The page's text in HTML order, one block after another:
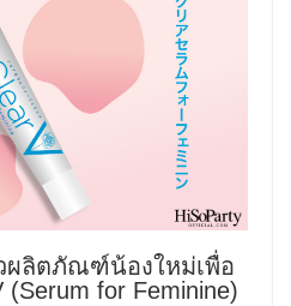
ผลิตภัณฑ์น้องใหม่เพื่อ
for Feminine)